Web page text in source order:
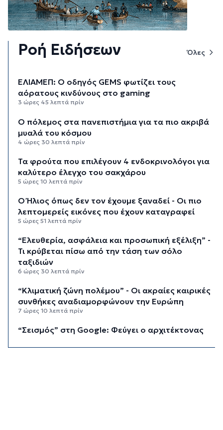
Ροή Ειδήσεων Όλες
ΕΛΙΑΜΕΠ: Ο οδηγός GEMS φωτίζει τους
αόρατους κινδύνους στο gaming
3 ώρες 45 λεπτά πρίν
Ο πόλεμος στα πανεπιστήμια για τα πιο ακριβά
μυαλά του κόσμου
4 ώρες 30 λεπτά πρίν
Τα φρούτα που επιλέγουν 4 ενδοκρινολόγοι για
καλύτερο έλεγχο του σακχάρου
5 ώρες 10 λεπτά πρίν
Ο Ήλιος όπως δεν τον έχουμε ξαναδεί - Οι πιο
λεπτομερείς εικόνες που έχουν καταγραφεί
5 ώρες 51 λεπτά πρίν
“Ελευθερία, ασφάλεια και προσωπική εξέλιξη” -
Τι κρύβεται πίσω από την τάση των σόλο
ταξιδιών
6 ώρες 30 λεπτά πρίν
“Κλιματική ζώνη πολέμου” - Οι ακραίες καιρικές
συνθήκες αναδιαμορφώνουν την Ευρώπη
7 ώρες 10 λεπτά πρίν
“Σεισμός” στη Google: Φεύγει ο αρχιτέκτονας
7 ώρες 50 λεπτά πρίν